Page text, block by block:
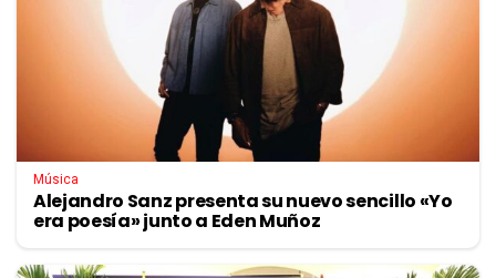
Música
Alejandro Sanz presenta su nuevo sencillo «Yo
era poesía» junto a Eden Muñoz